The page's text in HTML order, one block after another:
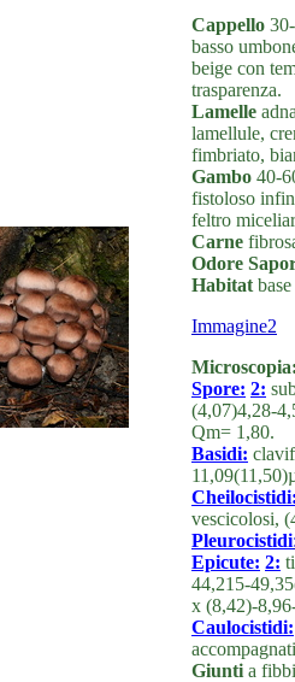
Cappello
basso
beige con
trasparenza.
Lamelle
lamellule,
fimbriato,
Gambo 40-
fistoloso
feltro
Carne
Odore
Habitat
Immagine2
Spore: 2:
(4,07)4,28-
Qm= 1,80.
Basidi:
vescicolosi,
Pleurocistidi
Epicute: 2:
44,215-
x (8,42)-
Caulocistidi:
Giunti a